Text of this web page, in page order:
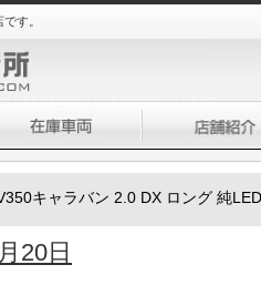
す。
キャラバン 2.0 DX ロング 純
20日